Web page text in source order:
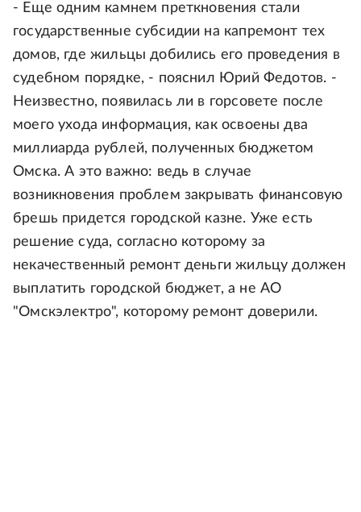
- Еще одним камнем преткновения стали
государственные субсидии на капремонт тех
домов, где жильцы добились его проведения в
судебном порядке, - пояснил Юрий Федотов. -
Неизвестно, появилась ли в горсовете после
моего ухода информация, как освоены два
миллиарда рублей, полученных бюджетом
Омска. А это важно: ведь в случае
возникновения проблем закрывать финансовую
брешь придется городской казне. Уже есть
решение суда, согласно которому за
некачественный ремонт деньги жильцу должен
выплатить городской бюджет, а не АО
"Омскэлектро", которому ремонт доверили.